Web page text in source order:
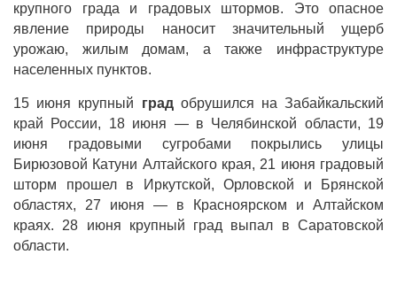
крупного града и градовых штормов. Это опасное
явление природы наносит значительный ущерб
урожаю, жилым домам, а также инфраструктуре
населенных пунктов.
15 июня крупный градобрушился на Забайкальский
край России, 18 июня — в Челябинской области, 19
июня градовыми сугробами покрылись улицы
Бирюзовой Катуни Алтайского края, 21 июня градовый
шторм прошел в Иркутской, Орловской и Брянской
областях, 27 июня — в Красноярском и Алтайском
краях. 28 июня крупный град выпал в Саратовской
области.